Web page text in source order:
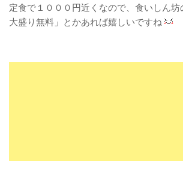
定食で１０００円近くなので、食いしん
大盛り無料」とかあれば嬉しいですね